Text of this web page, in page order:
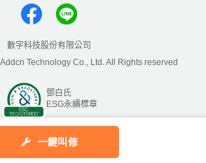
一鍵叫修
數字科技股份有限公司
Technology Co., Ltd. All Rights reserved
鄧白氏
ESG永續標章